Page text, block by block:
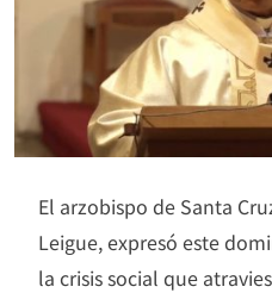
El arzobispo de Santa
Leigue, expresó este
la crisis social que